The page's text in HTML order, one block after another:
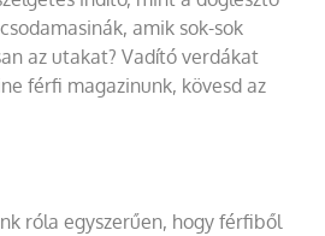
amik sok-sok
az utakat? Vadító verdákat
férfi magazinunk, kövesd az
róla egyszerűen, hogy férfiből